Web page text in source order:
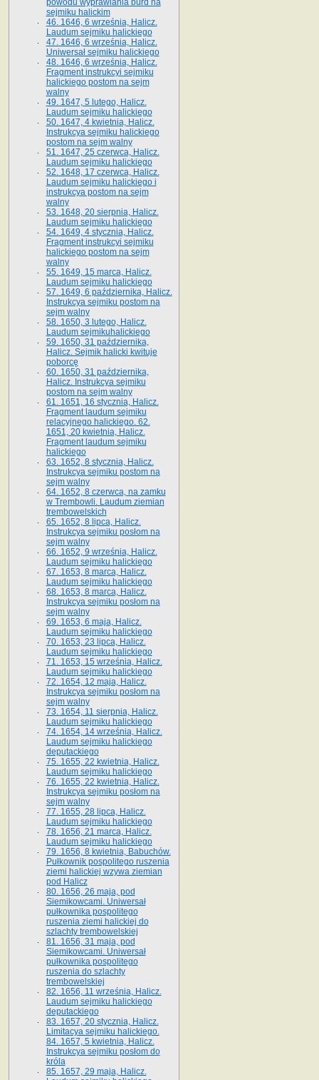
powodu wyprawiania burd na
sejmiku halickim
46. 1646, 6 września, Halicz.
Laudum sejmiku halickiego
47. 1646, 6 września, Halicz.
Uniwersał sejmiku halickiego
48. 1646, 6 września, Halicz.
Fragment instrukcyi sejmiku
halickiego postom na sejm
walny
49. 1647, 5 lutego, Halicz.
Laudum sejmiku halickiego
50. 1647, 4 kwietnia, Halicz.
Instrukcya sejmiku halickiego
postom na sejm walny
51. 1647, 25 czerwca, Halicz.
Laudum sejmiku halickiego
52. 1648, 17 czerwca, Halicz.
Laudum sejmiku halickiego i
instrukcya postom na sejm
walny
53. 1648, 20 sierpnia, Halicz.
Laudum sejmiku halickiego
54. 1649, 4 stycznia, Halicz.
Fragment instrukcyi sejmiku
halickiego postom na sejm
walny
55. 1649, 15 marca, Halicz.
Laudum sejmiku halickiego
57. 1649, 6 października, Halicz.
Instrukcya sejmiku postom na
sejm walny
58. 1650, 3 lutego, Halicz.
Laudum sejmikuhalickiego
59. 1650, 31 października,
Halicz. Sejmik halicki kwituje
poborcę
60. 1650, 31 października,
Halicz. Instrukcya sejmiku
postom na sejm walny
61. 1651, 16 stycznia, Halicz.
Fragment laudum sejmiku
relacyjnego halickiego. 62.
1651, 20 kwietnia, Halicz.
Fragment laudum sejmiku
halickiego
63. 1652, 8 stycznia, Halicz.
Instrukcya sejmiku postom na
sejm walny
64. 1652, 8 czerwca, na zamku
w Trembowli. Laudum ziemian
trembowelskich
65. 1652, 8 lipca, Halicz.
Instrukcya sejmiku posłom na
sejm walny
66. 1652, 9 września, Halicz.
Laudum sejmiku halickiego
67. 1653, 8 marca, Halicz.
Laudum sejmiku halickiego
68. 1653, 8 marca, Halicz.
Instrukcya sejmiku posłom na
sejm walny
69. 1653, 6 maja, Halicz.
Laudum sejmiku halickiego
70. 1653, 23 lipca, Halicz.
Laudum sejmiku halickiego
71. 1653, 15 września, Halicz.
Laudum sejmiku halickiego
72. 1654, 12 maja, Halicz.
Instrukcya sejmiku posłom na
sejm walny
73. 1654, 11 sierpnia, Halicz.
Laudum sejmiku halickiego
74. 1654, 14 września, Halicz.
Laudum sejmiku halickiego
deputackiego
75. 1655, 22 kwietnia, Halicz.
Laudum sejmiku halickiego
76. 1655, 22 kwietnia, Halicz.
Instrukcya sejmiku posłom na
sejm walny
77. 1655, 28 lipca, Halicz.
Laudum sejmiku halickiego
78. 1656, 21 marca, Halicz.
Laudum sejmiku halickiego
79. 1656, 8 kwietnia, Babuchów.
Pułkownik pospolitego ruszenia
ziemi halickiej wzywa ziemian
pod Halicz
80. 1656, 26 maja, pod
Siemikowcami. Uniwersał
pułkownika pospolitego
ruszenia ziemi halickiej do
szlachty trembowelskiej
81. 1656, 31 maja, pod
Siemikowcami. Uniwersał
pułkownika pospolitego
ruszenia do szlachty
trembowelskiej
82. 1656, 11 września, Halicz.
Laudum sejmiku halickiego
deputackiego
83. 1657, 20 stycznia, Halicz.
Limitacya sejmiku halickiego.
84. 1657, 5 kwietnia, Halicz.
Instrukcya sejmiku posłom do
króla
85. 1657, 29 maja, Halicz.